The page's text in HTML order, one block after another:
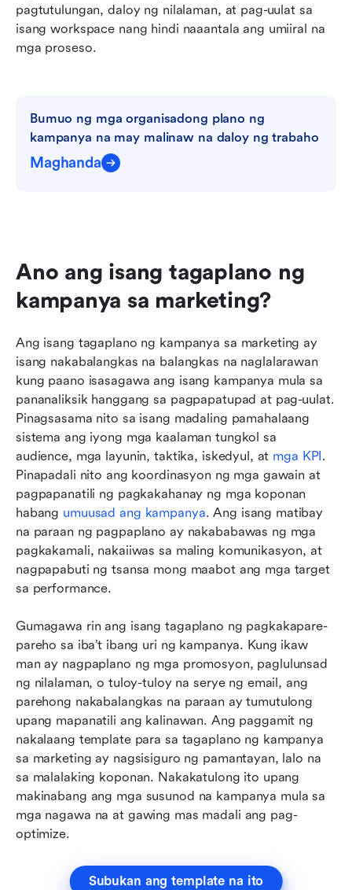
pagtutulungan, daloy ng nilalaman, at pag-uulat sa
isang workspace nang hindi naaantala ang umiiral na
mga proseso.
Bumuo ng mga organisadong plano ng
kampanya na may malinaw na daloy ng trabaho
Maghanda
Ano ang isang tagaplano ng
kampanya sa marketing?
Ang isang tagaplano ng kampanya sa marketing ay
isang nakabalangkas na balangkas na naglalarawan
kung paano isasagawa ang isang kampanya mula sa
pananaliksik hanggang sa pagpapatupad at pag-uulat.
Pinagsasama nito sa isang madaling pamahalaang
sistema ang iyong mga kaalaman tungkol sa
audience, mga layunin, taktika, iskedyul, at mga KPI .
Pinapadali nito ang koordinasyon ng mga gawain at
pagpapanatili ng pagkakahanay ng mga koponan
habang umuusad ang kampanya. Ang isang matibay
na paraan ng pagpaplano ay nakababawas ng mga
pagkakamali, nakaiiwas sa maling komunikasyon, at
nagpapabuti ng tsansa mong maabot ang mga target
sa performance.
Gumagawa rin ang isang tagaplano ng pagkakapare-
pareho sa iba’t ibang uri ng kampanya. Kung ikaw
man ay nagpaplano ng mga promosyon, paglulunsad
ng nilalaman, o tuloy-tuloy na serye ng email, ang
parehong nakabalangkas na paraan ay tumutulong
upang mapanatili ang kalinawan. Ang paggamit ng
nakalaang template para sa tagaplano ng kampanya
sa marketing ay nagsisiguro ng pamantayan, lalo na
sa malalaking koponan. Nakakatulong ito upang
makinabang ang mga susunod na kampanya mula sa
mga nagawa na at gawing mas madali ang pag-
optimize.
Subukan ang template na ito
Kaugnay na pagbabasa